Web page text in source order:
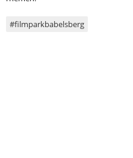
#filmparkbabelsberg